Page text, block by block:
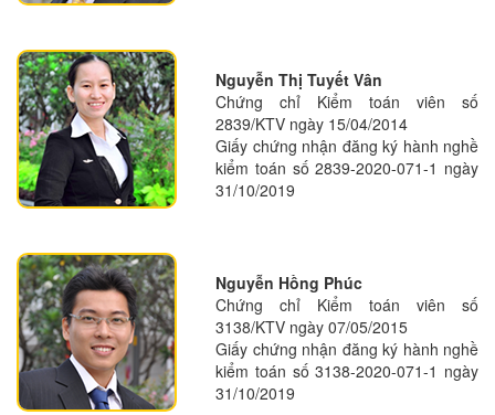
Nguyễn Thị Tuyết Vân
Chứng chỉ Kiểm toán viên số
2839/KTV ngày 15/04/2014
Giấy chứng nhận đăng ký hành nghề
kiểm toán số 2839-2020-071-1 ngày
31/10/2019
Nguyễn Hồng Phúc
Chứng chỉ Kiểm toán viên số
3138/KTV ngày 07/05/2015
Giấy chứng nhận đăng ký hành nghề
kiểm toán số 3138-2020-071-1 ngày
31/10/2019